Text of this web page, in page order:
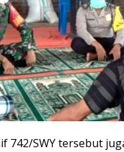
742/SWY tersebut